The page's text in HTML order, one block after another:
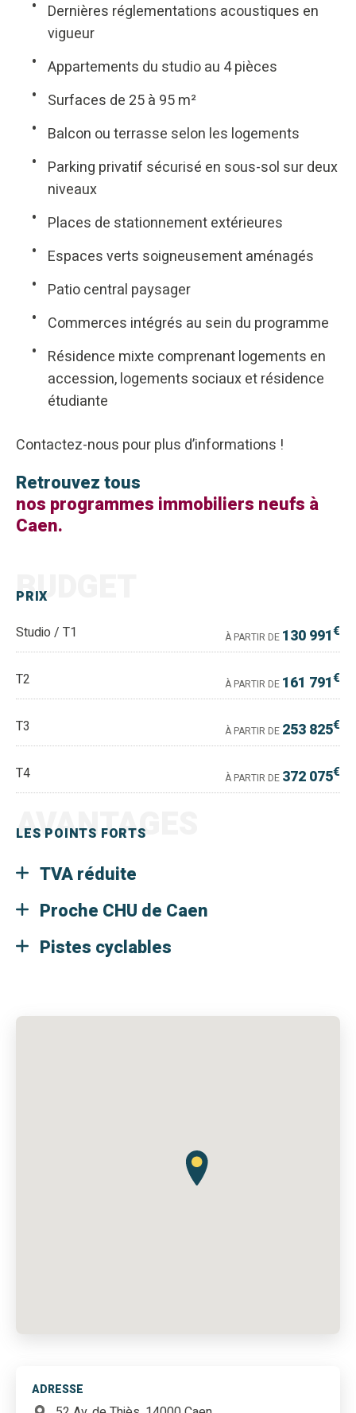
Dernières réglementations acoustiques en
vigueur
Appartements du studio au 4 pièces
Surfaces de 25 à 95 m²
Balcon ou terrasse selon les logements
Parking privatif sécurisé en sous-sol sur deux
niveaux
Places de stationnement extérieures
Espaces verts soigneusement aménagés
Patio central paysager
Commerces intégrés au sein du programme
Résidence mixte comprenant logements en
accession, logements sociaux et résidence
étudiante
Contactez-nous pour plus d’informations !
Retrouvez tous
nos programmes immobiliers neufs à
Caen.
PRIX
BUDGET
Studio / T1 À PARTIR DE 130 991€
T2 À PARTIR DE 161 791€
T3 À PARTIR DE 253 825€
T4 À PARTIR DE 372 075€
LES POINTS FORTS
AVANTAGES
TVA réduite
Proche CHU de Caen
Pistes cyclables
ADRESSE